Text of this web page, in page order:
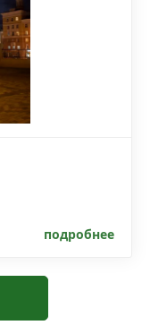
подробнее